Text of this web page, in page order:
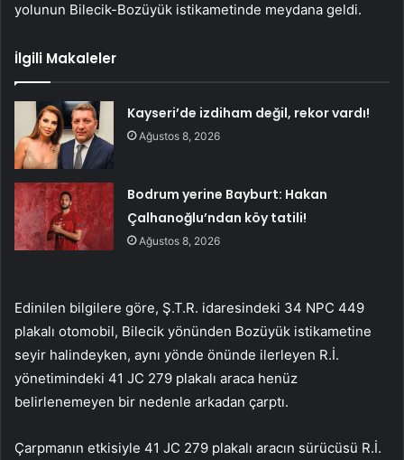
yolunun Bilecik-Bozüyük istikametinde meydana geldi.
İlgili Makaleler
Kayseri’de izdiham değil, rekor vardı!
Ağustos 8, 2026
Bodrum yerine Bayburt: Hakan
Çalhanoğlu’ndan köy tatili!
Ağustos 8, 2026
Edinilen bilgilere göre, Ş.T.R. idaresindeki 34 NPC 449
plakalı otomobil, Bilecik yönünden Bozüyük istikametine
seyir halindeyken, aynı yönde önünde ilerleyen R.İ.
yönetimindeki 41 JC 279 plakalı araca henüz
belirlenemeyen bir nedenle arkadan çarptı.
Çarpmanın etkisiyle 41 JC 279 plakalı aracın sürücüsü R.İ.